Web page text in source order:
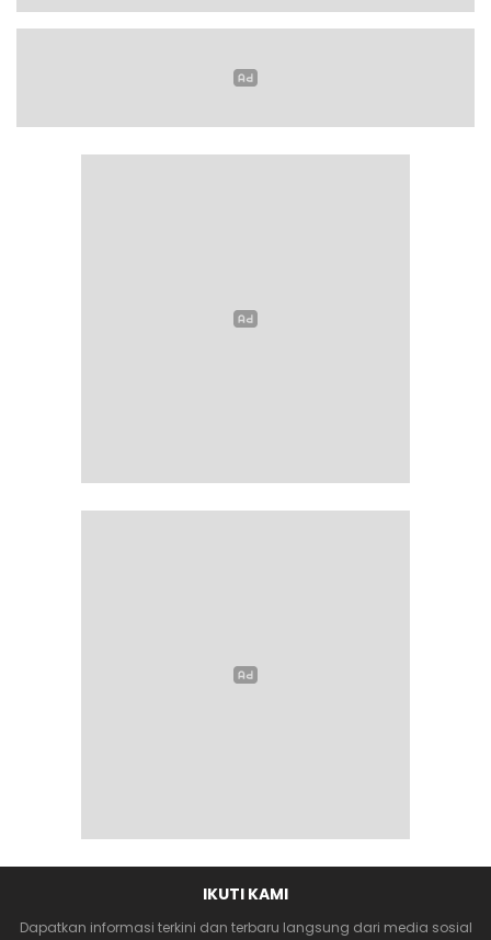
IKUTI KAMI
Dapatkan informasi terkini dan terbaru langsung dari media sosial